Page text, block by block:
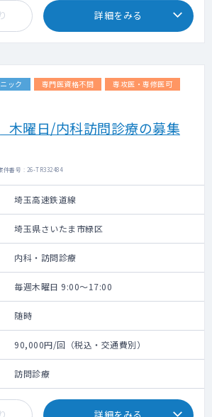
詳細をみる
ック 専門医資格不問
専攻医・専修医可
木曜日/内科訪問診療の募集
番号 : 26-TR332484
埼玉高速鉄道線
埼玉県さいたま市緑区
内科・訪問診療
毎週木曜日 9:00～17:00
随時
90,000円/回（税込・交通費別）
訪問診療